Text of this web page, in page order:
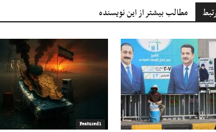
مطالب بیشتر از این نویسنده
Featured1